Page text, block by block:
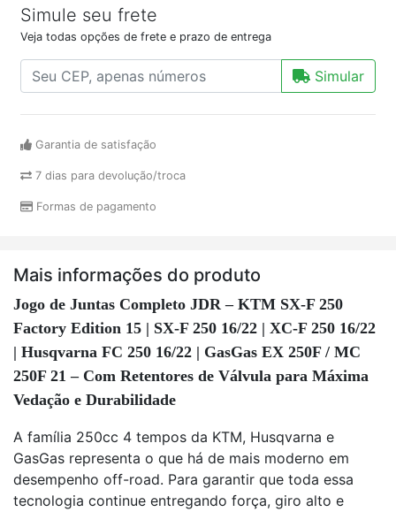
Simule seu frete
Veja todas opções de frete e prazo de entrega
Simular
Garantia de satisfação
7 dias para devolução/troca
Formas de pagamento
Mais informações do produto
Jogo de Juntas Completo JDR – KTM SX-F 250
Factory Edition 15 | SX-F 250 16/22 | XC-F 250 16/22
| Husqvarna FC 250 16/22 | GasGas EX 250F / MC
250F 21 – Com Retentores de Válvula para Máxima
Vedação e Durabilidade
A família 250cc 4 tempos da KTM, Husqvarna e
GasGas representa o que há de mais moderno em
desempenho off-road. Para garantir que toda essa
tecnologia continue entregando força, giro alto e